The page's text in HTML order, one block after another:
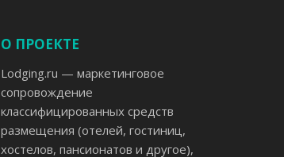
О ПРОЕКТЕ
Lodging.ru — маркетинговое
сопровождение
классифицированных средств
размещения (отелей, гостиниц,
хостелов, пансионатов и другое),